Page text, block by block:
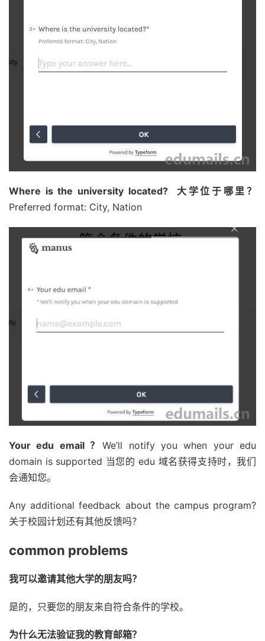
Where is the university located? 大学位于哪里？
Preferred format: City, Nation
Your edu email ？We’ll notify you when your edu
domain is supported 当您的 edu 域名获得支持时，我们
会通知您。
Any additional feedback about the campus program?
关于校园计划还有其他反馈吗？
common problems
我可以邀请其他大学的朋友吗？
是的，只要您的朋友来自符合条件的学校。
为什么无法验证我的教育邮箱？